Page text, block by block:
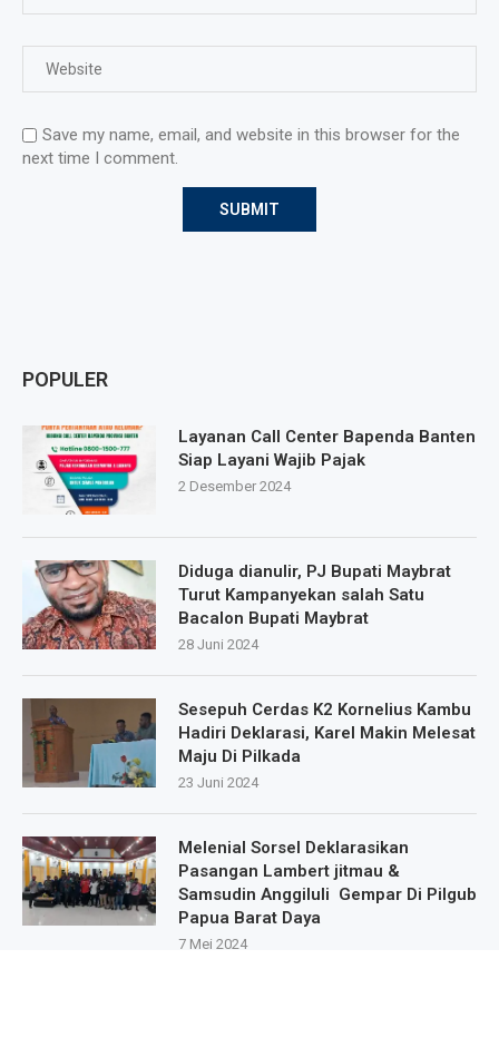
Save my name, email, and website in this browser for the
next time I comment.
POPULER
Layanan Call Center Bapenda Banten
Siap Layani Wajib Pajak
2 Desember 2024
Diduga dianulir, PJ Bupati Maybrat
Turut Kampanyekan salah Satu
Bacalon Bupati Maybrat
28 Juni 2024
Sesepuh Cerdas K2 Kornelius Kambu
Hadiri Deklarasi, Karel Makin Melesat
Maju Di Pilkada
23 Juni 2024
Melenial Sorsel Deklarasikan
Pasangan Lambert jitmau &
Samsudin Anggiluli Gempar Di Pilgub
Papua Barat Daya
7 Mei 2024